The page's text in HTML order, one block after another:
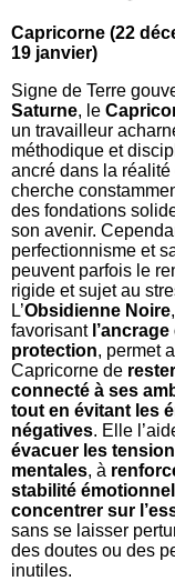
Capricorne (22
19 janvier)
Signe de Terre
Saturne, le
un travailleur
méthodique et
ancré dans la réalité
cherche
des fondations
son avenir.
perfectionnisme et
peuvent parfois le
rigide et sujet au
L’Obsidienne Noire
favorisant
protection, permet
Capricorne de rester
connecté à ses
tout en évitant les
négatives. Elle
évacuer les
mentales, à
stabilité
concentrer sur
sans se laisser
des doutes ou des
inutiles.